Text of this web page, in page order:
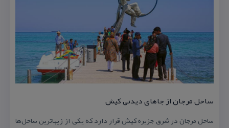
ساحل مرجان از جاهای دیدنی كیش
ساحل مرجان در شرق جزیره كیش قرار دارد كه یكی از زیباترین ساحل‌ها